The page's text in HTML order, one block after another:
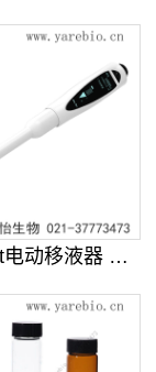
ePet Nxt电动移液器 连续可